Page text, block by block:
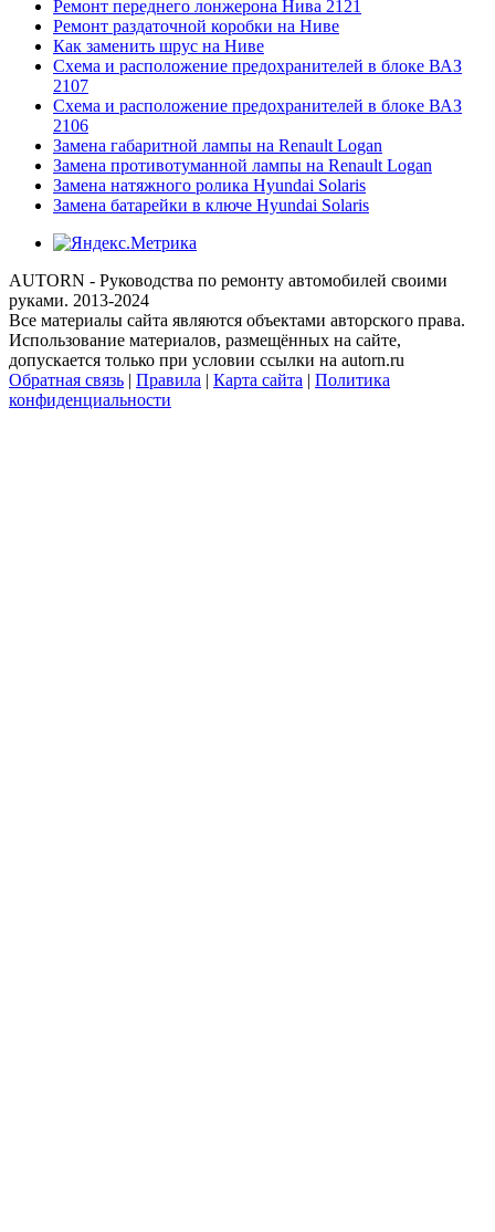
Ремонт переднего лонжерона Нива 2121
Ремонт раздаточной коробки на Ниве
Как заменить шрус на Ниве
Схема и расположение предохранителей в блоке ВАЗ
2107
Схема и расположение предохранителей в блоке ВАЗ
2106
Замена габаритной лампы на Renault Logan
Замена противотуманной лампы на Renault Logan
Замена натяжного ролика Hyundai Solaris
Замена батарейки в ключе Hyundai Solaris
AUTORN - Руководства по ремонту автомобилей своими
руками. 2013-2024
Все материалы сайта являются объектами авторского права.
Использование материалов, размещённых на сайте,
допускается только при условии ссылки на autorn.ru
Обратная связь | Правила | Карта сайта | Политика
конфиденциальности